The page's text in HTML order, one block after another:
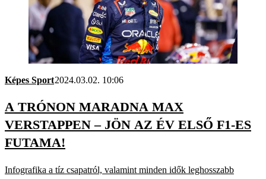
Képes Sport2024.03.02. 10:06
A TRÓNON MARADNA MAX
VERSTAPPEN – JÖN AZ ÉV ELSŐ F1-ES
FUTAMA!
Infografika a tíz csapatról, valamint minden idők leghosszabb